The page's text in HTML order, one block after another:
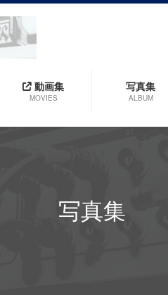
動画集
MOVIES
写真集
ALBUM
写真集